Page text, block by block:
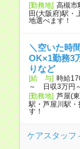
[勤務地] 高槻市
田(大阪府)駅
地選べます！
＼空いた時
OK×1勤務3
りなど
[給 与] 時給
～ 日収3万円
[勤務地] 芦屋(
駅・芦屋川駅
す！
ケアスタッフ